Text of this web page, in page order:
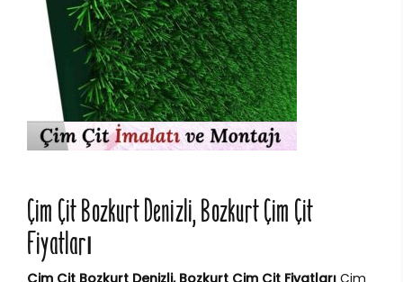
Çim Çit Bozkurt Denizli, Bozkurt Çim Çit
Fiyatları